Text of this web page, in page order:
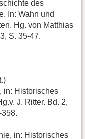
des
In: Wahn und
Hg. von Matthias
S. 35-47.
in: Historisches
J. Ritter. Bd. 2,
358.
in: Historisches